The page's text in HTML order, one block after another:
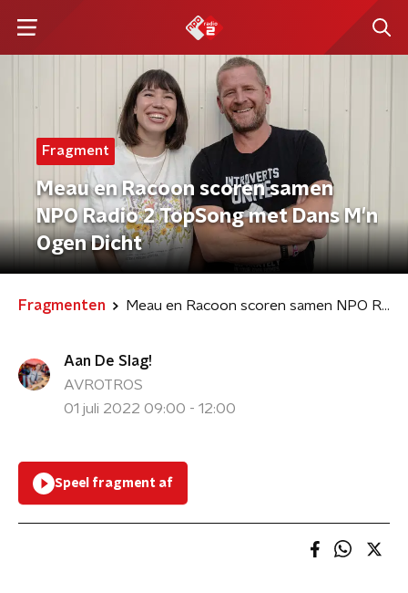
Fragment
Meau en Racoon scoren samen
NPO Radio 2 TopSong met Dans M'n
Ogen Dicht
Fragmenten Meau en Racoon scoren samen NPO Radio 2 TopSong met Dans M'n Ogen Dicht
Aan De Slag!
AVROTROS
01 juli 2022 09:00 - 12:00
Speel fragment af